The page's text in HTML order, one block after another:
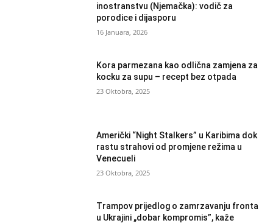
inostranstvu (Njemačka): vodič za
porodice i dijasporu
16 Januara, 2026
Kora parmezana kao odlična zamjena za
kocku za supu – recept bez otpada
23 Oktobra, 2025
Američki “Night Stalkers” u Karibima dok
rastu strahovi od promjene režima u
Venecueli
23 Oktobra, 2025
Trampov prijedlog o zamrzavanju fronta
u Ukrajini „dobar kompromis”, kaže